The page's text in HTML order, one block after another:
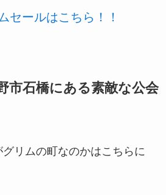
セールはこちら！！
市石橋にある素敵な公会
リムの町なのかはこちらに